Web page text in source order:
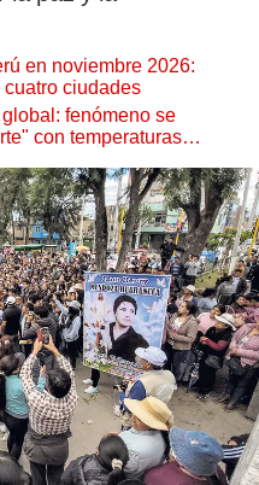
en noviembre 2026:
ciudades
fenómeno se
con temperaturas